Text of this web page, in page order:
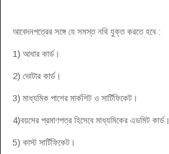
আবেদনপত্রের সঙ্গে যে সমস্ত নথি যুক্ত করতে হবে :
1) আধার কার্ড।
2) ভোটার কার্ড।
3) মাধ্যমিক পাশের মার্কশিট ও সার্টিফিকেট।
4)বয়সের প্রমাণপত্র হিসেবে মাধ্যমিকের এডমিট কার্ড।
5) কাস্ট সার্টিফিকেট।